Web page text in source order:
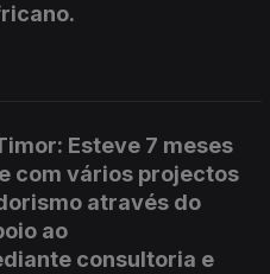
Esteve 7 meses
com vários projectos
através do
ao
consultoria e